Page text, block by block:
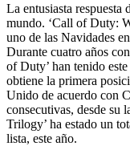
La entusiasta respuesta
mundo. ‘Call of Duty:
uno de las Navidades
Durante cuatro años
of Duty’ han tenido
obtiene la primera
Unido de acuerdo con
consecutivas, desde su
Trilogy’ ha estado un
lista, este año.